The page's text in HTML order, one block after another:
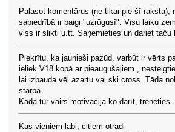
Palasot komentārus (ne tikai pie šī raksta),
sabiedrībā ir baigi "uzrūgusī". Visu laiku
viss ir slikti u.tt. Saņemieties un dariet
Piekrītu, ka jaunieši pazūd. varbūt ir vērts
ieliek V18 kopā ar pieaugušajiem ,
lai izbauda vēl azartu vai ski cross. Tāda
starpā.
Kāda tur vairs motivācija ko darīt, trenēties.
Kas vieniem labi, citiem otrādi